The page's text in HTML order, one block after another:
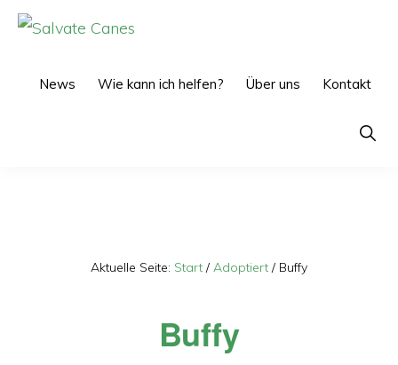
Zur
Zum
News Wie kann ich helfen? Über uns Kontakt
Show
Aktuelle Seite: Start / Adoptiert / Buffy
Buffy